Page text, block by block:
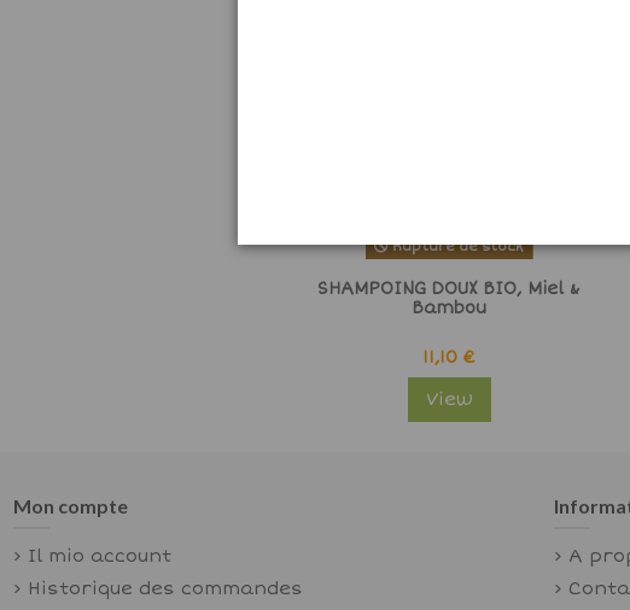
Rupture de stock
SHAMPOING DOUX BIO, Miel &
Bambou
11,10 €
View
Mon compte
Il mio account
Historique des commandes
A